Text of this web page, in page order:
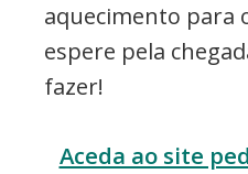
aquecimento para
espere pela
fazer!
Aceda ao site